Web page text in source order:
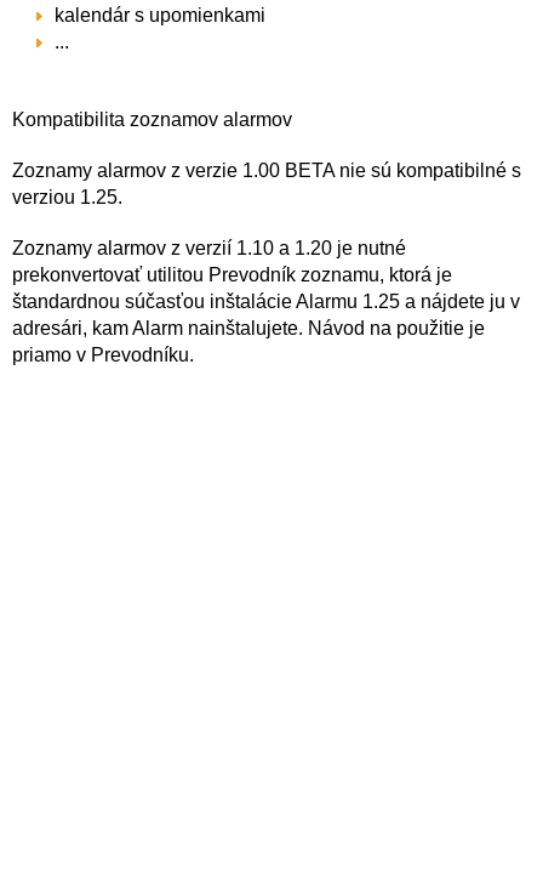
kalendár s upomienkami
...
Kompatibilita zoznamov alarmov
Zoznamy alarmov z verzie 1.00 BETA nie sú kompatibilné s
verziou 1.25.
Zoznamy alarmov z verzií 1.10 a 1.20 je nutné
prekonvertovať utilitou Prevodník zoznamu, ktorá je
štandardnou súčasťou inštalácie Alarmu 1.25 a nájdete ju v
adresári, kam Alarm nainštalujete. Návod na použitie je
priamo v Prevodníku.